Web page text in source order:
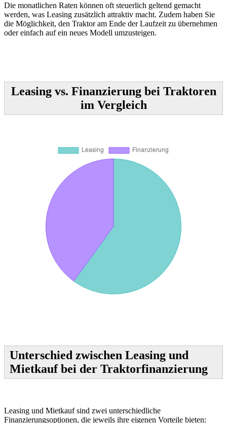
Die monatlichen Raten können oft steuerlich geltend gemacht
werden, was Leasing zusätzlich attraktiv macht. Zudem haben Sie
die Möglichkeit, den Traktor am Ende der Laufzeit zu übernehmen
oder einfach auf ein neues Modell umzusteigen.
Leasing vs. Finanzierung bei Traktoren
im Vergleich
Unterschied zwischen Leasing und
Mietkauf bei der Traktorfinanzierung
Leasing und Mietkauf sind zwei unterschiedliche
Finanzierungsoptionen, die jeweils ihre eigenen Vorteile bieten: